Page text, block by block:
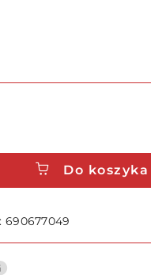
Do koszyka
690677049